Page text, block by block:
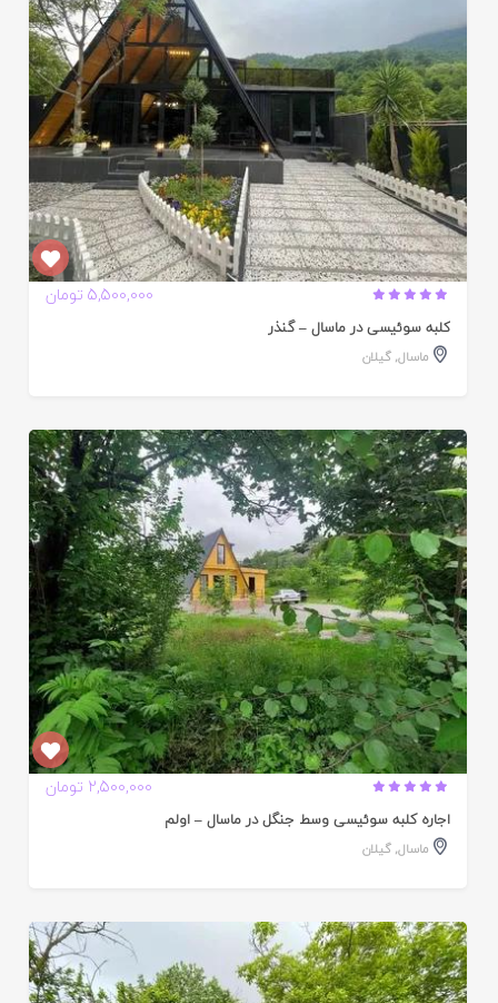
5,500,000 تومان
کلبه سوئیسی در ماسال – گنذر
ماسال,گیلان
2,500,000 تومان
اجاره کلبه سوئیسی وسط جنگل در ماسال – اولم
ماسال,گیلان